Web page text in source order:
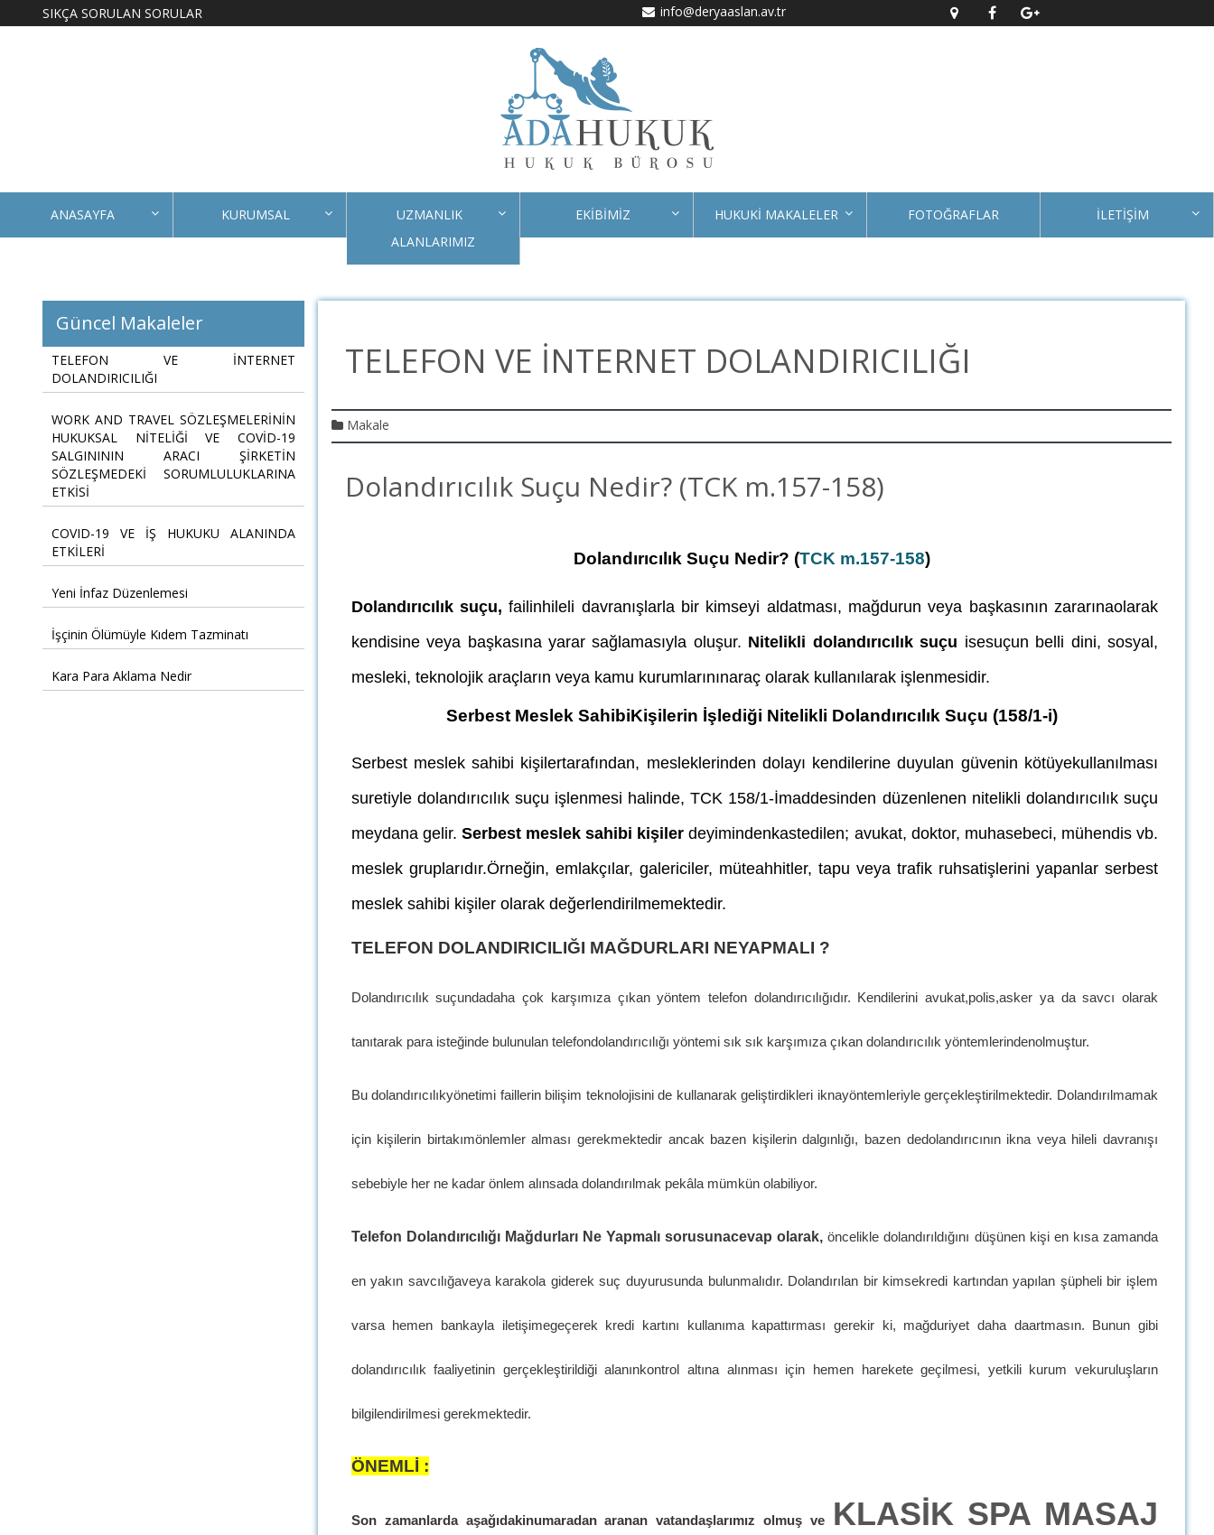
SIKÇA SORULAN SORULAR info@deryaaslan.av.tr
ANASAYFA KURUMSAL
UZMANLIK
ALANLARIMIZ
EKİBİMİZ HUKUKİ MAKALELER FOTOĞRAFLAR İLETİŞİM
Güncel Makaleler
TELEFON VE İNTERNET
DOLANDIRICILIĞI
WORK AND TRAVEL SÖZLEŞMELERİNİN
HUKUKSAL NİTELİĞİ VE COVİD-19
SALGINININ ARACI ŞİRKETİN
SÖZLEŞMEDEKİ SORUMLULUKLARINA
ETKİSİ
COVID-19 VE İŞ HUKUKU ALANINDA
ETKİLERİ
Yeni İnfaz Düzenlemesi
İşçinin Ölümüyle Kıdem Tazminatı
Kara Para Aklama Nedir
TELEFON VE İNTERNET DOLANDIRICILIĞI
Makale
Dolandırıcılık Suçu Nedir? (TCK m.157-158)
Dolandırıcılık Suçu Nedir? (TCK m.157-158)
Dolandırıcılık suçu, failinhileli davranışlarla bir kimseyi aldatması, mağdurun veya başkasının zararınaolarak
kendisine veya başkasına yarar sağlamasıyla oluşur. Nitelikli dolandırıcılık suçu isesuçun belli dini, sosyal,
mesleki, teknolojik araçların veya kamu kurumlarınınaraç olarak kullanılarak işlenmesidir.
Serbest Meslek SahibiKişilerin İşlediği Nitelikli Dolandırıcılık Suçu (158/1-i)
Serbest meslek sahibi kişilertarafından, mesleklerinden dolayı kendilerine duyulan güvenin kötüyekullanılması
suretiyle dolandırıcılık suçu işlenmesi halinde, TCK 158/1-İmaddesinden düzenlenen nitelikli dolandırıcılık suçu
meydana gelir. Serbest meslek sahibi kişiler deyimindenkastedilen; avukat, doktor, muhasebeci, mühendis vb.
meslek gruplarıdır.Örneğin, emlakçılar, galericiler, müteahhitler, tapu veya trafik ruhsatişlerini yapanlar serbest
meslek sahibi kişiler olarak değerlendirilmemektedir.
TELEFON DOLANDIRICILIĞI MAĞDURLARI NEYAPMALI ?
Dolandırıcılık suçundadaha çok karşımıza çıkan yöntem telefon dolandırıcılığıdır. Kendilerini avukat,polis,asker ya da savcı olarak
tanıtarak para isteğinde bulunulan telefondolandırıcılığı yöntemi sık sık karşımıza çıkan dolandırıcılık yöntemlerindenolmuştur.
Bu dolandırıcılıkyönetimi faillerin bilişim teknolojisini de kullanarak geliştirdikleri iknayöntemleriyle gerçekleştirilmektedir. Dolandırılmamak
için kişilerin birtakımönlemler alması gerekmektedir ancak bazen kişilerin dalgınlığı, bazen dedolandırıcının ikna veya hileli davranışı
sebebiyle her ne kadar önlem alınsada dolandırılmak pekâla mümkün olabiliyor.
Telefon Dolandırıcılığı Mağdurları Ne Yapmalı sorusunacevap olarak, öncelikle dolandırıldığını düşünen kişi en kısa zamanda
en yakın savcılığaveya karakola giderek suç duyurusunda bulunmalıdır. Dolandırılan bir kimsekredi kartından yapılan şüpheli bir işlem
varsa hemen bankayla iletişimegeçerek kredi kartını kullanıma kapattırması gerekir ki, mağduriyet daha daartmasın. Bunun gibi
dolandırıcılık faaliyetinin gerçekleştirildiği alanınkontrol altına alınması için hemen harekete geçilmesi, yetkili kurum vekuruluşların
bilgilendirilmesi gerekmektedir.
ÖNEMLİ :
Son zamanlarda aşağıdakinumaradan aranan vatandaşlarımız olmuş ve
KLASİK SPA MASAJ